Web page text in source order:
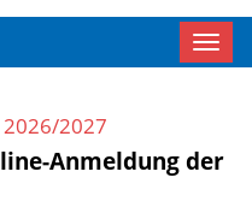
2027
Anmeldung der